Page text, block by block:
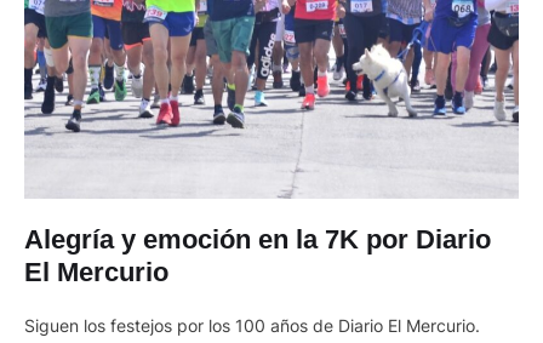
Alegría y emoción en la 7K por Diario
El Mercurio
Siguen los festejos por los 100 años de Diario El Mercurio.